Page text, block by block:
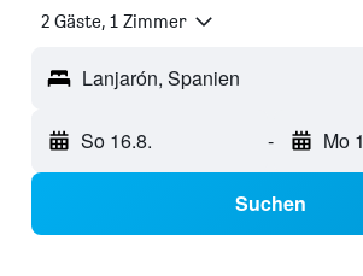
2 Gäste, 1 Zimmer
Lanjarón, Spanien
So 16.8. - Mo
Suchen